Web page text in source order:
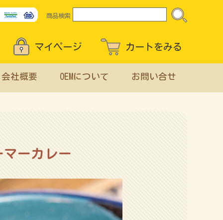
商品検索
マイページ カートをみる
会社概要 OEMについて お問い合せ
マーカレー